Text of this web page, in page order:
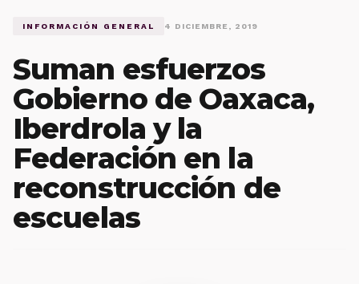
INFORMACIÓN GENERAL 4 DICIEMBRE, 2019
Suman esfuerzos
Gobierno de Oaxaca,
Iberdrola y la
Federación en la
reconstrucción de
escuelas